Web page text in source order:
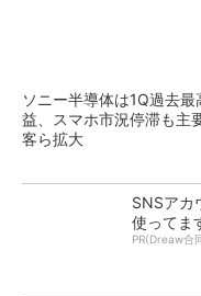
ソニー半導体は1Q過去最
益、スマホ市況停滞も主
客ら拡大
SNSアカ
使ってま
PR(Dreaw合